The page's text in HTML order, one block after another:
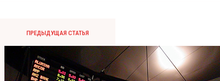
ПРЕДЫДУЩАЯ СТАТЬЯ